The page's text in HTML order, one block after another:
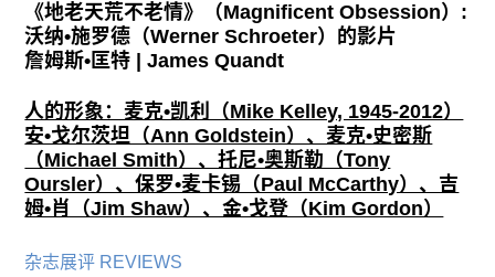
《地老天荒不老情》（Magnificent Obsession）:
沃纳•施罗德（Werner Schroeter）的影片
詹姆斯•匡特 | James Quandt
人的形象：麦克•凯利（Mike Kelley, 1945-2012）
安•戈尔茨坦（Ann Goldstein）、麦克•史密斯
（Michael Smith）、托尼•奥斯勒（Tony
Oursler）、保罗•麦卡锡（Paul McCarthy）、吉
姆•肖（Jim Shaw）、金•戈登（Kim Gordon）
杂志展评 REVIEWS